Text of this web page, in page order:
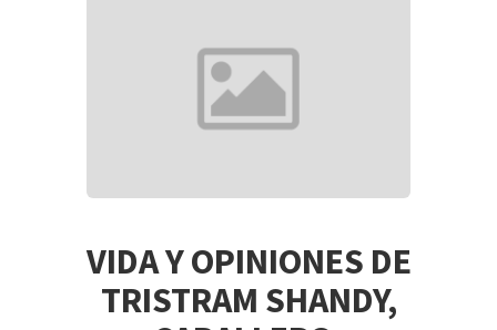
VIDA Y OPINIONES DE
TRISTRAM SHANDY,